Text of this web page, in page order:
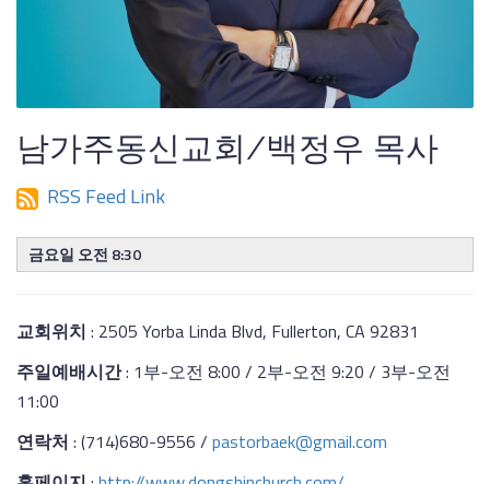
남가주동신교회/백정우 목사
RSS Feed Link
금요일 오전 8:30
교회위치 : 2505 Yorba Linda Blvd, Fullerton, CA 92831
주일예배시간: 1부-오전 8:00 / 2부-오전 9:20 / 3부-오전
11:00
연락처 : (714)680-9556 / pastorbaek@gmail.com